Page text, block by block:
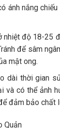
ánh nắng
độ 18-25
để sâm
mật ong.
dài thời gian
và có thể ảnh
đảm bảo chất